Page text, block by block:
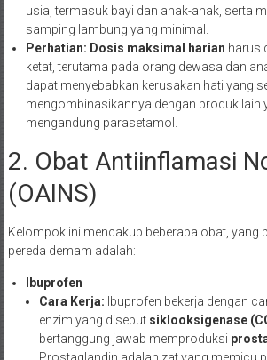
usia, termasuk bayi dan anak-anak, serta
samping lambung yang minimal.
Perhatian: Dosis maksimal harian harus
ketat, terutama pada orang dewasa dan
dapat menyebabkan kerusakan hati yang
mengombinasikannya dengan produk lain
mengandung parasetamol.
2. Obat Antiinflamasi
(OAINS)
Kelompok ini mencakup beberapa obat, yang
pereda demam adalah:
Ibuprofen
Cara Kerja: Ibuprofen bekerja dengan
enzim yang disebut siklooksigenase
bertanggung jawab memproduksi
Prostaglandin adalah zat yang memicu